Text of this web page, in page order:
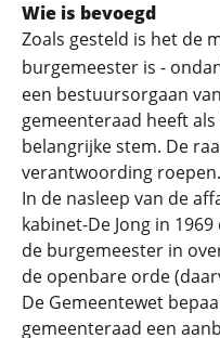
Wie is bevoegd
Zoals gesteld is het de
burgemeester is -
een bestuursorgaan
gemeenteraad heeft
belangrijke stem. De
verantwoording roepen.
In de nasleep van de
kabinet-De Jong in
de burgemeester in
de openbare orde
De Gemeentewet
gemeenteraad een